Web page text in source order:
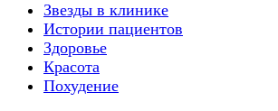
Звезды в клинике
Истории пациентов
Здоровье
Красота
Похудение